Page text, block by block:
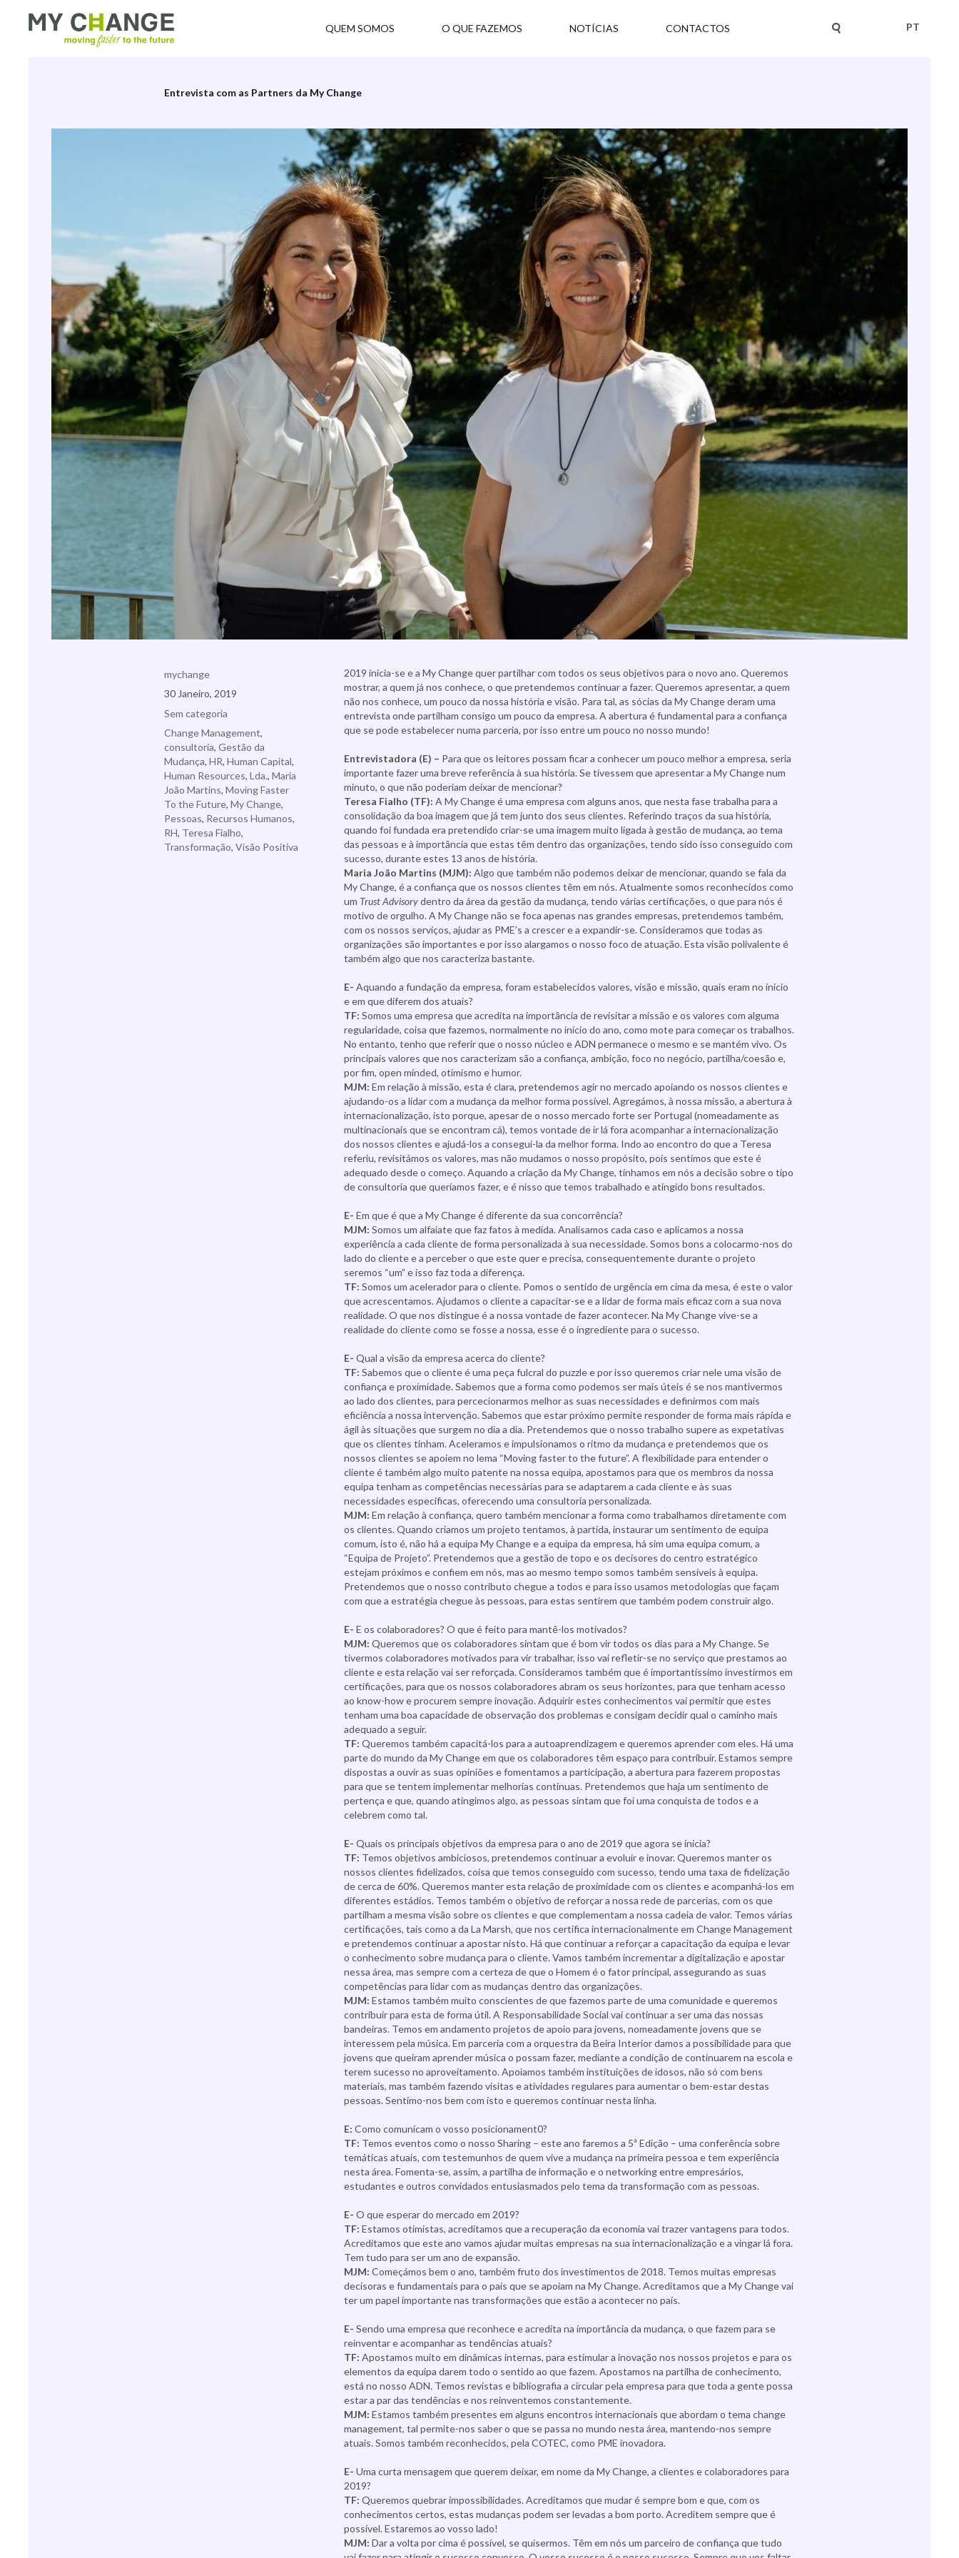
QUEM SOMOS O QUE FAZEMOS NOTÍCIAS CONTACTOS PT
Etiqueta: Moving Faster To the Future
Entrevista com as Partners da My Change
2019 inicia-se e a My Change quer partilhar com todos os seus objetivos para o novo ano. Queremos
mostrar, a quem já nos conhece, o que pretendemos continuar a fazer. Queremos apresentar, a quem
não nos conhece, um pouco da nossa história e visão. Para tal, as sócias da My Change deram uma
entrevista onde partilham consigo um pouco da empresa. A abertura é fundamental para a confiança
que se pode estabelecer numa parceria, por isso entre um pouco no nosso mundo!
Entrevistadora (E) – Para que os leitores possam ficar a conhecer um pouco melhor a empresa, seria
importante fazer uma breve referência à sua história. Se tivessem que apresentar a My Change num
minuto, o que não poderiam deixar de mencionar?
Teresa Fialho (TF): A My Change é uma empresa com alguns anos, que nesta fase trabalha para a
consolidação da boa imagem que já tem junto dos seus clientes. Referindo traços da sua história,
quando foi fundada era pretendido criar-se uma imagem muito ligada à gestão de mudança, ao tema
das pessoas e à importância que estas têm dentro das organizações, tendo sido isso conseguido com
sucesso, durante estes 13 anos de história.
Maria João Martins (MJM):Algo que também não podemos deixar de mencionar, quando se fala da
My Change, é a confiança que os nossos clientes têm em nós. Atualmente somos reconhecidos como
um Trust Advisorydentro da área da gestão da mudança, tendo várias certificações, o que para nós é
motivo de orgulho. A My Change não se foca apenas nas grandes empresas, pretendemos também,
com os nossos serviços, ajudar as PME’s a crescer e a expandir-se. Consideramos que todas as
organizações são importantes e por isso alargamos o nosso foco de atuação. Esta visão polivalente é
também algo que nos caracteriza bastante.
E- Aquando a fundação da empresa, foram estabelecidos valores, visão e missão, quais eram no início
e em que diferem dos atuais?
TF: Somos uma empresa que acredita na importância de revisitar a missão e os valores com alguma
regularidade, coisa que fazemos, normalmente no início do ano, como mote para começar os trabalhos.
No entanto, tenho que referir que o nosso núcleo e ADN permanece o mesmo e se mantém vivo. Os
principais valores que nos caracterizam são a confiança, ambição, foco no negócio, partilha/coesão e,
por fim, open minded, otimismo e humor.
MJM: Em relação à missão, esta é clara, pretendemos agir no mercado apoiando os nossos clientes e
ajudando-os a lidar com a mudança da melhor forma possível. Agregámos, à nossa missão, a abertura à
internacionalização, isto porque, apesar de o nosso mercado forte ser Portugal (nomeadamente as
multinacionais que se encontram cá), temos vontade de ir lá fora acompanhar a internacionalização
dos nossos clientes e ajudá-los a consegui-la da melhor forma. Indo ao encontro do que a Teresa
referiu, revisitámos os valores, mas não mudamos o nosso propósito, pois sentimos que este é
adequado desde o começo. Aquando a criação da My Change, tínhamos em nós a decisão sobre o tipo
de consultoria que queríamos fazer, e é nisso que temos trabalhado e atingido bons resultados.
E- Em que é que a My Change é diferente da sua concorrência?
MJM: Somos um alfaiate que faz fatos à medida. Analisamos cada caso e aplicamos a nossa
experiência a cada cliente de forma personalizada à sua necessidade. Somos bons a colocarmo-nos do
lado do cliente e a perceber o que este quer e precisa, consequentemente durante o projeto
seremos “um” e isso faz toda a diferença.
TF: Somos um acelerador para o cliente. Pomos o sentido de urgência em cima da mesa, é este o valor
que acrescentamos. Ajudamos o cliente a capacitar-se e a lidar de forma mais eficaz com a sua nova
realidade. O que nos distingue é a nossa vontade de fazer acontecer. Na My Change vive-se a
realidade do cliente como se fosse a nossa, esse é o ingrediente para o sucesso.
E- Qual a visão da empresa acerca do cliente?
TF: Sabemos que o cliente é uma peça fulcral do puzzle e por isso queremos criar nele uma visão de
confiança e proximidade. Sabemos que a forma como podemos ser mais úteis é se nos mantivermos
ao lado dos clientes, para percecionarmos melhor as suas necessidades e definirmos com mais
eficiência a nossa intervenção. Sabemos que estar próximo permite responder de forma mais rápida e
ágil às situações que surgem no dia a dia. Pretendemos que o nosso trabalho supere as expetativas
que os clientes tinham. Aceleramos e impulsionamos o ritmo da mudança e pretendemos que os
nossos clientes se apoiem no lema “Moving faster to the future”. A flexibilidade para entender o
cliente é também algo muito patente na nossa equipa, apostamos para que os membros da nossa
equipa tenham as competências necessárias para se adaptarem a cada cliente e às suas
necessidades especificas, oferecendo uma consultoria personalizada.
MJM: Em relação à confiança, quero também mencionar a forma como trabalhamos diretamente com
os clientes. Quando criamos um projeto tentamos, à partida, instaurar um sentimento de equipa
comum, isto é, não há a equipa My Change e a equipa da empresa, há sim uma equipa comum, a
“Equipa de Projeto”. Pretendemos que a gestão de topo e os decisores do centro estratégico
estejam próximos e confiem em nós, mas ao mesmo tempo somos também sensíveis à equipa.
Pretendemos que o nosso contributo chegue a todos e para isso usamos metodologias que façam
com que a estratégia chegue às pessoas, para estas sentirem que também podem construir algo.
E- E os colaboradores? O que é feito para mantê-los motivados?
MJM: Queremos que os colaboradores sintam que é bom vir todos os dias para a My Change. Se
tivermos colaboradores motivados para vir trabalhar, isso vai refletir-se no serviço que prestamos ao
cliente e esta relação vai ser reforçada. Consideramos também que é importantíssimo investirmos em
certificações, para que os nossos colaboradores abram os seus horizontes, para que tenham acesso
ao know-how e procurem sempre inovação. Adquirir estes conhecimentos vai permitir que estes
tenham uma boa capacidade de observação dos problemas e consigam decidir qual o caminho mais
adequado a seguir.
TF: Queremos também capacitá-los para a autoaprendizagem e queremos aprender com eles. Há uma
parte do mundo da My Change em que os colaboradores têm espaço para contribuir. Estamos sempre
dispostas a ouvir as suas opiniões e fomentamos a participação, a abertura para fazerem propostas
para que se tentem implementar melhorias contínuas. Pretendemos que haja um sentimento de
pertença e que, quando atingimos algo, as pessoas sintam que foi uma conquista de todos e a
celebrem como tal.
E- Quais os principais objetivos da empresa para o ano de 2019 que agora se inicia?
TF: Temos objetivos ambiciosos, pretendemos continuar a evoluir e inovar. Queremos manter os
nossos clientes fidelizados, coisa que temos conseguido com sucesso, tendo uma taxa de fidelização
de cerca de 60%. Queremos manter esta relação de proximidade com os clientes e acompanhá-los em
diferentes estádios. Temos também o objetivo de reforçar a nossa rede de parcerias, com os que
partilham a mesma visão sobre os clientes e que complementam a nossa cadeia de valor. Temos várias
certificações, tais como a da La Marsh, que nos certifica internacionalmente em Change Management
e pretendemos continuar a apostar nisto. Há que continuar a reforçar a capacitação da equipa e levar
o conhecimento sobre mudança para o cliente. Vamos também incrementar a digitalização e apostar
nessa área, mas sempre com a certeza de que o Homem é o fator principal, assegurando as suas
competências para lidar com as mudanças dentro das organizações.
MJM: Estamos também muito conscientes de que fazemos parte de uma comunidade e queremos
contribuir para esta de forma útil. A Responsabilidade Social vai continuar a ser uma das nossas
bandeiras. Temos em andamento projetos de apoio para jovens, nomeadamente jovens que se
interessem pela música. Em parceria com a orquestra da Beira Interior damos a possibilidade para que
jovens que queiram aprender música o possam fazer, mediante a condição de continuarem na escola e
terem sucesso no aproveitamento. Apoiamos também instituições de idosos, não só com bens
materiais, mas também fazendo visitas e atividades regulares para aumentar o bem-estar destas
pessoas. Sentimo-nos bem com isto e queremos continuar nesta linha.
E: Como comunicam o vosso posicionament0?
TF: Temos eventos como o nosso Sharing – este ano faremos a 5ª Edição – uma conferência sobre
temáticas atuais, com testemunhos de quem vive a mudança na primeira pessoa e tem experiência
nesta área. Fomenta-se, assim, a partilha de informação e o networking entre empresários,
estudantes e outros convidados entusiasmados pelo tema da transformação com as pessoas.
E- O que esperar do mercado em 2019?
TF: Estamos otimistas, acreditamos que a recuperação da economia vai trazer vantagens para todos.
Acreditamos que este ano vamos ajudar muitas empresas na sua internacionalização e a vingar lá fora.
Tem tudo para ser um ano de expansão.
MJM: Começámos bem o ano, também fruto dos investimentos de 2018. Temos muitas empresas
decisoras e fundamentais para o país que se apoiam na My Change. Acreditamos que a My Change vai
ter um papel importante nas transformações que estão a acontecer no país.
E- Sendo uma empresa que reconhece e acredita na importância da mudança, o que fazem para se
reinventar e acompanhar as tendências atuais?
TF: Apostamos muito em dinâmicas internas, para estimular a inovação nos nossos projetos e para os
elementos da equipa darem todo o sentido ao que fazem. Apostamos na partilha de conhecimento,
está no nosso ADN. Temos revistas e bibliografia a circular pela empresa para que toda a gente possa
estar a par das tendências e nos reinventemos constantemente.
MJM: Estamos também presentes em alguns encontros internacionais que abordam o tema change
management, tal permite-nos saber o que se passa no mundo nesta área, mantendo-nos sempre
atuais. Somos também reconhecidos, pela COTEC, como PME inovadora.
E- Uma curta mensagem que querem deixar, em nome da My Change, a clientes e colaboradores para
2019?
TF:Queremos quebrar impossibilidades. Acreditamos que mudar é sempre bom e que, com os
conhecimentos certos, estas mudanças podem ser levadas a bom porto. Acreditem sempre que é
possível. Estaremos ao vosso lado!
MJM: Dar a volta por cima é possível, se quisermos. Têm em nós um parceiro de confiança que tudo
Autor
mychange
Publicado
a
30 Janeiro, 2019
Categorias
Sem categoria
Etiquetas
Change Management,
consultoria, Gestão da
Mudança, HR, Human Capital,
Human Resources, Lda., Maria
João Martins, Moving Faster
To the Future, My Change,
Pessoas, Recursos Humanos,
RH, Teresa Fialho,
Transformação, Visão Positiva